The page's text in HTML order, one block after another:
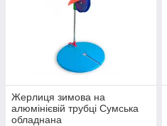
Жерлиця зимова на
алюмінієвій трубці Сумська
обладнана